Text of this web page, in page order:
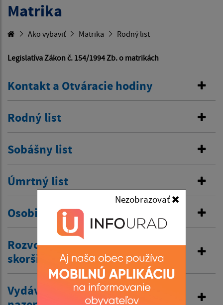
Nezobrazovať
Matrika
Ako vybaviť Matrika Rodný list
Legislatíva Zákon č. 154/1994 Zb. o matrikách
Kontakt a Otváracie hodiny
Rodný list
Sobášny list
Úmrtný list
Osobitná matrika
Rozvod manželstva a prijatie
skoršieho priezviska
Vydávanie výpisov z matriky a